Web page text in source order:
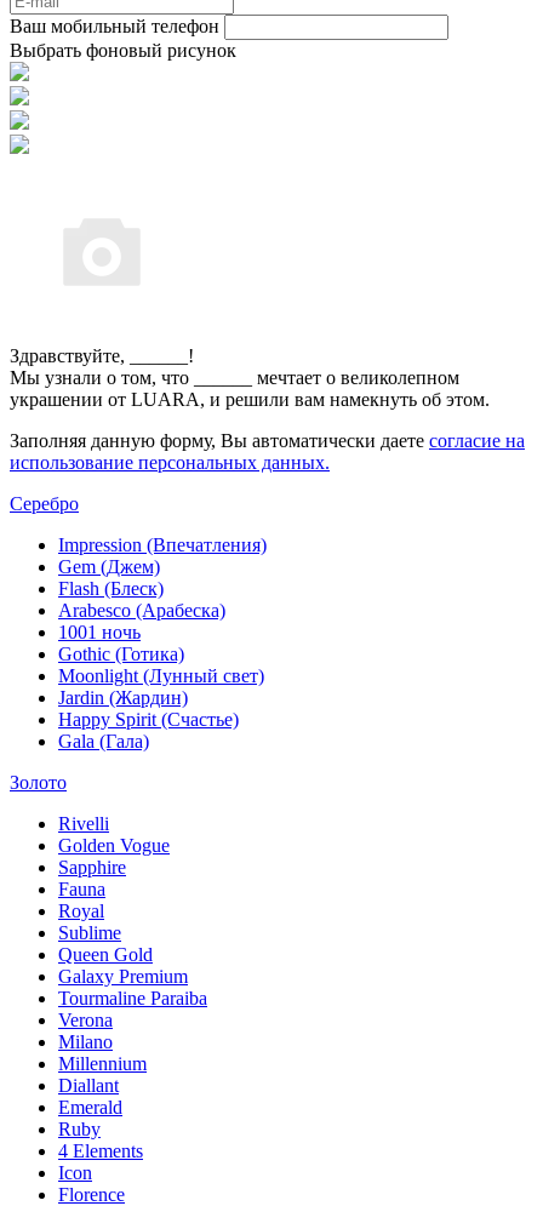
Ваш мобильный телефон
Выбрать фоновый рисунок
Здравствуйте,
!
Мы узнали о том, что
мечтает о великолепном
украшении от LUARA, и решили вам намекнуть об этом.
Заполняя данную форму, Вы автоматически даете согласие на
использование персональных данных.
Серебро
Impression (Впечатления)
Gem (Джем)
Flash (Блеск)
Arabesco (Арабеска)
1001 ночь
Gothic (Готика)
Moonlight (Лунный свет)
Jardin (Жардин)
Happy Spirit (Счастье)
Gala (Гала)
Золото
Rivelli
Golden Vogue
Sapphire
Fauna
Royal
Sublime
Queen Gold
Galaxy Premium
Tourmaline Paraiba
Verona
Milano
Millennium
Diallant
Emerald
Ruby
4 Elements
Icon
Florence